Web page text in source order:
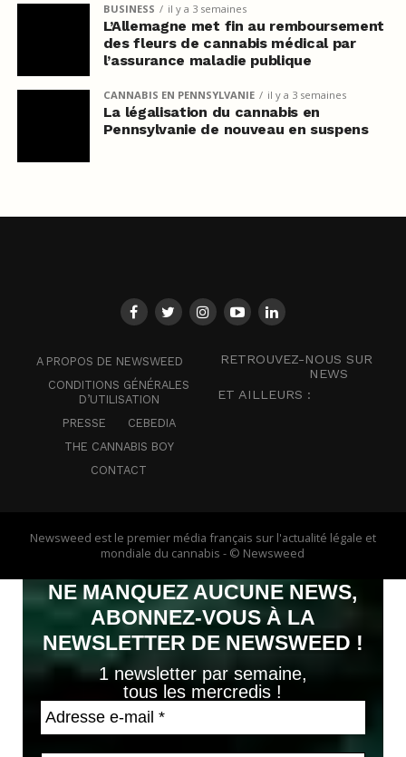
BUSINESS il y a 3 semaines
L’Allemagne met fin au remboursement
des fleurs de cannabis médical par
l’assurance maladie publique
CANNABIS EN PENNSYLVANIE il y a 3 semaines
La légalisation du cannabis en
Pennsylvanie de nouveau en suspens
A PROPOS DE NEWSWEED
CONDITIONS GÉNÉRALES
D’UTILISATION
PRESSE
CEBEDIA
THE CANNABIS BOY
CONTACT
RETROUVEZ-NOUS SUR
NEWS
ET AILLEURS :
Newsweed est le premier média français sur l'actualité légale et
mondiale du cannabis - © Newsweed
NE MANQUEZ AUCUNE NEWS,
ABONNEZ-VOUS À LA
NEWSLETTER DE NEWSWEED !
1 newsletter par semaine,
tous les mercredis !